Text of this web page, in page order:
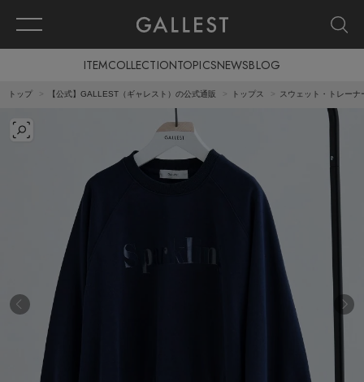
ITEMCOLLECTIONTOPICSNEWSBLOG
トップ 【公式】GALLEST（ギャレスト）の公式通販 トップス スウェット・トレーナ